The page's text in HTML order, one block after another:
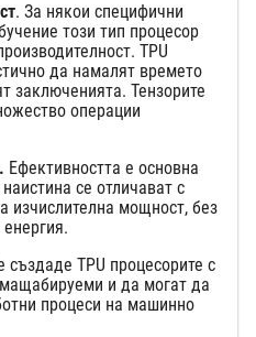
. За някои специфични
този тип процесор
TPU
да намалят времето
заключенията. Тензорите
операции
Ефективността е основна
се отличават с
изчислителна мощност, без
създаде TPU процесорите с
и да могат да
процеси на машинно